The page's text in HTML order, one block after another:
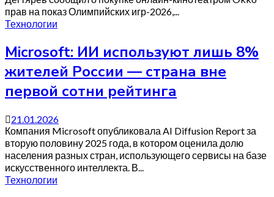
прав на показ Олимпийских игр-2026,...
Технологии
Microsoft: ИИ используют лишь 8%
жителей России — страна вне
первой сотни рейтинга
21.01.2026
Компания Microsoft опубликовала AI Diffusion Report за
вторую половину 2025 года, в котором оценила долю
населения разных стран, использующего сервисы на базе
искусственного интеллекта. В...
Технологии